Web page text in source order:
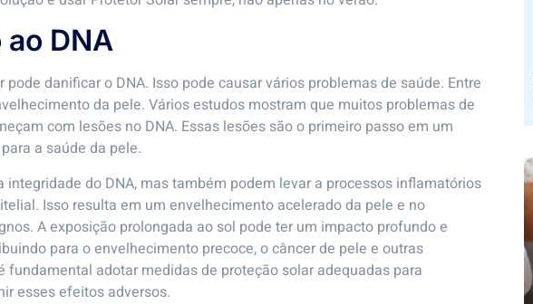
ao DNA
danificar o DNA. Isso pode causar vários problemas de saúde. Entre
da pele. Vários estudos mostram que muitos problemas de
com lesões no DNA. Essas lesões são o primeiro passo em um
a saúde da pele.
integridade do DNA, mas também podem levar a processos inflamatórios
Isso resulta em um envelhecimento acelerado da pele e no
A exposição prolongada ao sol pode ter um impacto profundo e
para o envelhecimento precoce, o câncer de pele e outras
fundamental adotar medidas de proteção solar adequadas para
esses efeitos adversos.